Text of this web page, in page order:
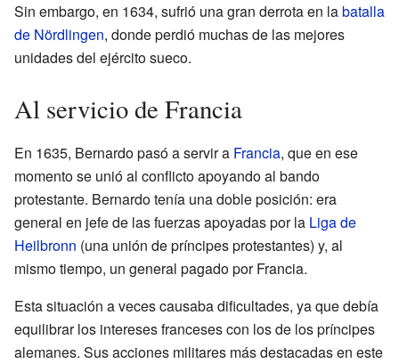
Sin embargo, en 1634, sufrió una gran derrota en labatalla
de Nördlingen, donde perdió muchas de las mejores
unidades del ejército sueco.
Al servicio de Francia
En 1635, Bernardo pasó a servir a Francia, que en ese
momento se unió al conflicto apoyando al bando
protestante. Bernardo tenía una doble posición: era
general en jefe de las fuerzas apoyadas por la Liga de
Heilbronn (una unión de príncipes protestantes) y, al
mismo tiempo, un general pagado por Francia.
Esta situación a veces causaba dificultades, ya que debía
equilibrar los intereses franceses con los de los príncipes
alemanes. Sus acciones militares más destacadas en este